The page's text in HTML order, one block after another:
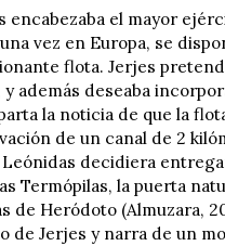
encabezaba el mayor
vez en Europa, se
flota. Jerjes
además deseaba
la noticia de que la
de un canal de 2
decidiera
Termópilas, la puerta
de Heródoto (Almuzara,
Jerjes y narra de un